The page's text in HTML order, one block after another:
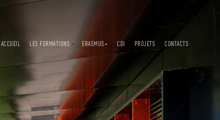
ACCUEIL LES FORMATIONS ERASMUS+ CDI PROJETS CONTACTS